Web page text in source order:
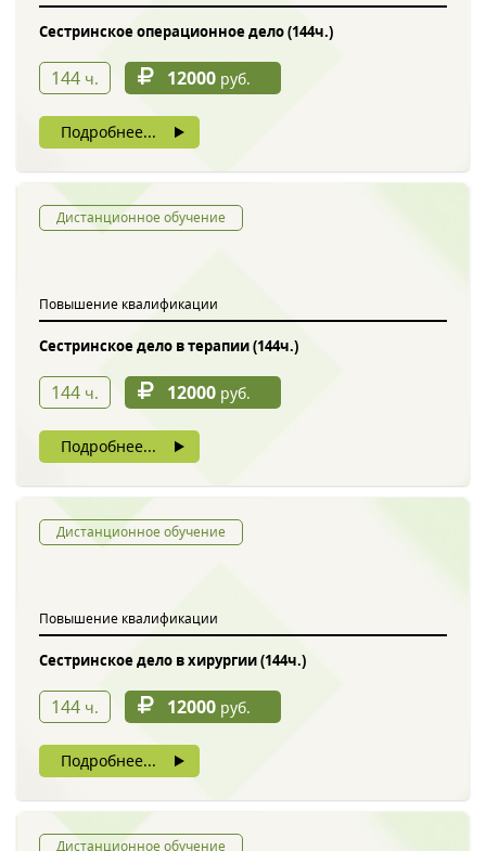
Сестринское операционное дело (144ч.)
144 ч. 12000 руб.
Подробнее...
Дистанционное обучение
Повышение квалификации
Сестринское дело в терапии (144ч.)
144 ч. 12000 руб.
Подробнее...
Дистанционное обучение
Повышение квалификации
Сестринское дело в хирургии (144ч.)
144 ч. 12000 руб.
Подробнее...
Дистанционное обучение